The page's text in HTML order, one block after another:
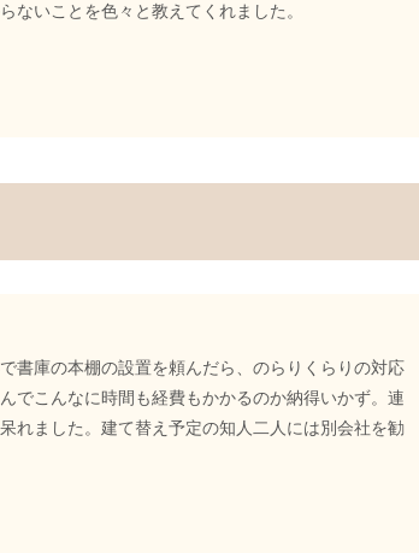
ないことを色々と教えてくれました。
書庫の本棚の設置を頼んだら、のらりくらりの対応
でこんなに時間も経費もかかるのか納得いかず。連
れました。建て替え予定の知人二人には別会社を勧